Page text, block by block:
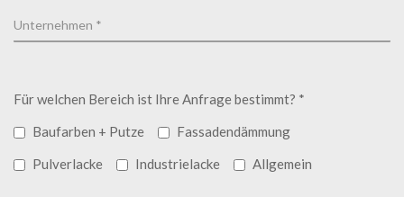
Für welchen Bereich ist Ihre Anfrage bestimmt? *
Baufarben + Putze
Fassadendämmung
Pulverlacke
Industrielacke Allgemein